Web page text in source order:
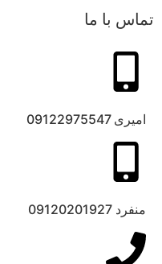
تماس با ما
امیری 09122975547
منفرد 09120201927